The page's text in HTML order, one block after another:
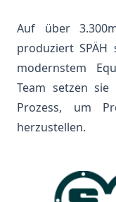
Auf über
produziert
modernstem
Team setzen
Prozess, um
herzustellen.